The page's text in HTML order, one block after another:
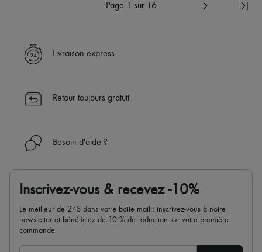
Page 1 sur 16
Livraison express
Retour toujours gratuit
Besoin d'aide ?
Inscrivez-vous & recevez -10%
Le meilleur de 24S dans votre boite mail : inscrivez-vous à notre
newsletter et bénéficiez de 10 % de réduction sur votre première
commande.